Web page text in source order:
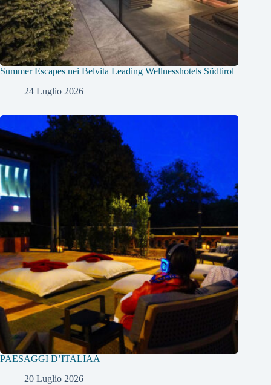
Summer Escapes nei Belvita Leading Wellnesshotels Südtirol
24 Luglio 2026
PAESAGGI D’ITALIAA
20 Luglio 2026